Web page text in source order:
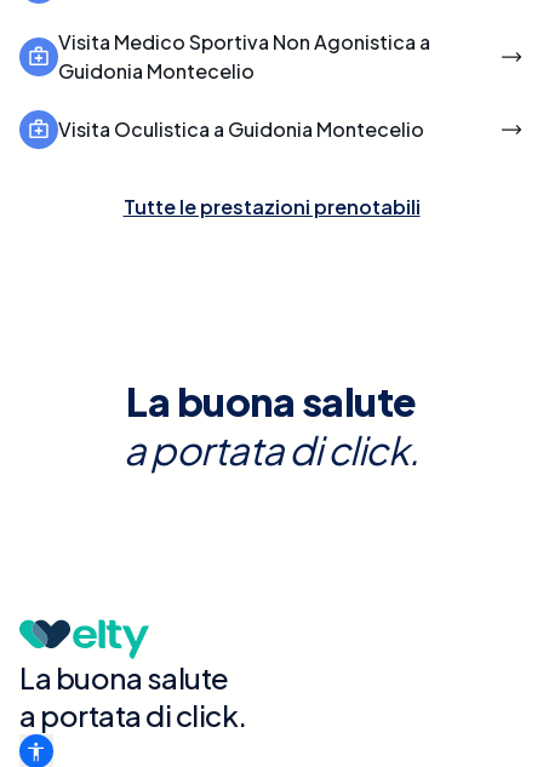
Visita Medico Sportiva Non Agonistica a
Guidonia Montecelio
Visita Oculistica a Guidonia Montecelio
Tutte le prestazioni prenotabili
La buona salute
a portata di click.
La buona salute
a portata di click.